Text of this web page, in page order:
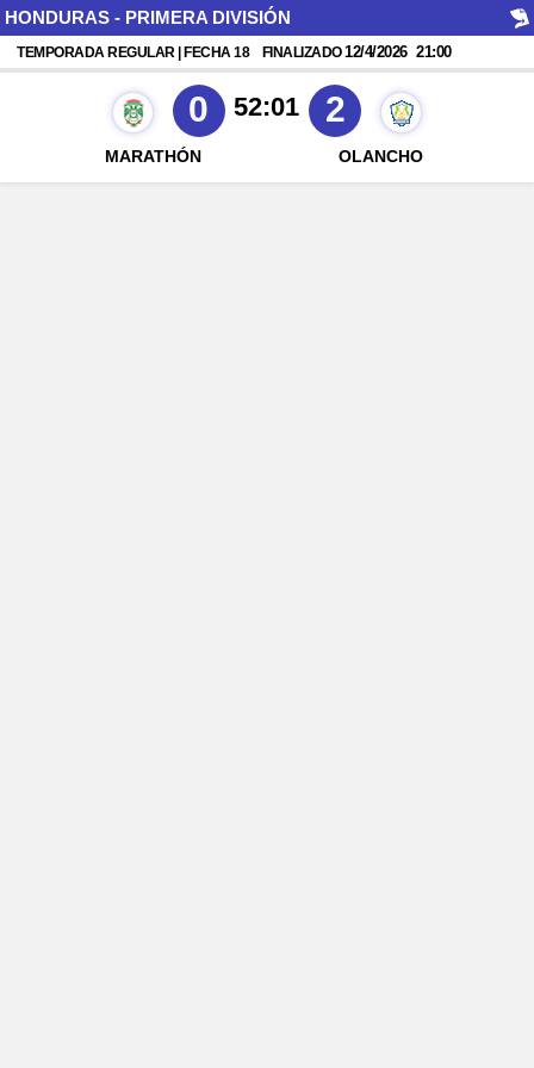
HONDURAS - PRIMERA DIVISIÓN
TEMPORADA REGULAR | FECHA 18 FINALIZADO12/4/2026 21:00
MARATHÓN
0 52:01 2
OLANCHO